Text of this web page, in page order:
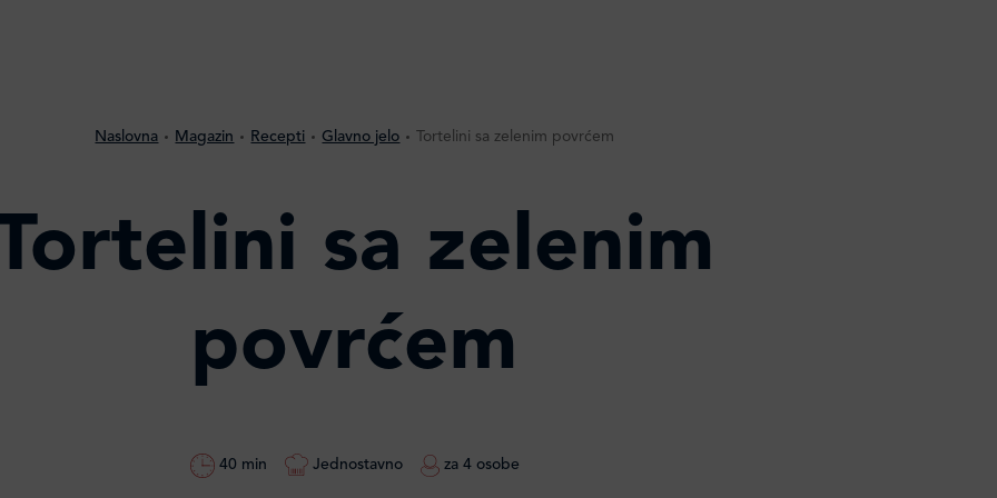
Naslovna Magazin Recepti Glavno jelo Tortelini sa zelenim povrćem
sa zelenim
povrćem
40 min Jednostavno za 4 osobe